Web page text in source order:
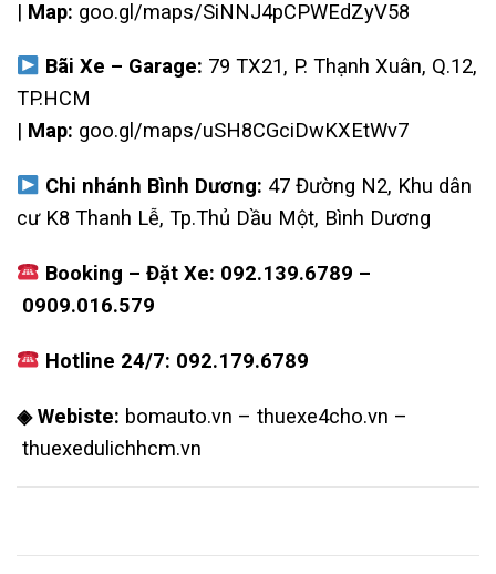
| Map: goo.gl/maps/SiNNJ4pCPWEdZyV58
Bãi Xe – Garage: 79 TX21, P. Thạnh Xuân, Q.12,
TP.HCM
| Map: goo.gl/maps/uSH8CGciDwKXEtWv7
Chi nhánh Bình Dương: 47 Đường N2, Khu dân
cư K8 Thanh Lễ, Tp.Thủ Dầu Một, Bình Dương
Booking – Đặt Xe: 092.139.6789 –
0909.016.579
Hotline 24/7: 092.179.6789
◈ Webiste: bomauto.vn – thuexe4cho.vn –
thuexedulichhcm.vn